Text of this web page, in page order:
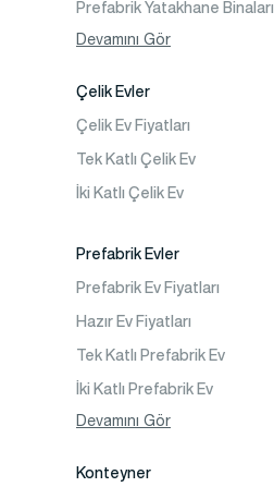
Prefabrik Yatakhane Binaları
Prefabrik Dükkan
Prefabrik Acil Afet Binaları
Prefabrik WC Duş Binaları
Şantiye Mobilizasyon
Şantiye Kamp Binaları
Devamını Gör
Çelik Evler
Çelik Ev Fiyatları
Tek Katlı Çelik Ev
İki Katlı Çelik Ev
Prefabrik Evler
Prefabrik Ev Fiyatları
Hazır Ev Fiyatları
Tek Katlı Prefabrik Ev
İki Katlı Prefabrik Ev
Tek Katlı Prefabrik Villa
Devamını Gör
Konteyner